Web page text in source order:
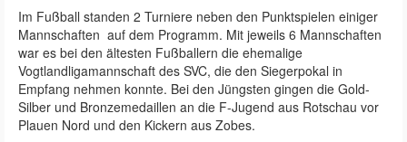
Im Fußball standen 2 Turniere neben den Punktspielen einiger
Mannschaften auf dem Programm. Mit jeweils 6 Mannschaften
war es bei den ältesten Fußballern die ehemalige
Vogtlandligamannschaft des SVC, die den Siegerpokal in
Empfang nehmen konnte. Bei den Jüngsten gingen die Gold-
Silber und Bronzemedaillen an die F-Jugend aus Rotschau vor
Plauen Nord und den Kickern aus Zobes.